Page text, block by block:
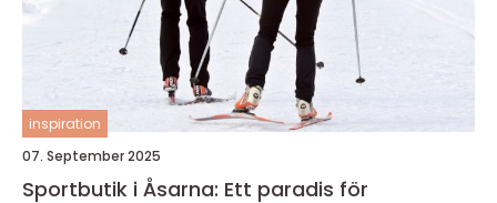
inspiration
07. September 2025
Sportbutik i Åsarna: Ett paradis för